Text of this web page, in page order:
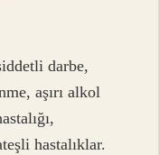
darbe,
aşırı alkol
hastalıklar.